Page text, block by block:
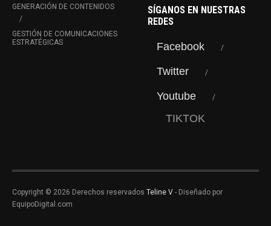
GENERACIÓN DE CONTENIDOS
GESTIÓN DE COMUNICACIONES
ESTRATÉGICAS
SÍGANOS EN NUESTRAS
REDES
Facebook
Twitter
Youtube
TIKTOK
Copyright © 2026 Derechos reservados Teline V - Diseñado por
EquipoDigital.com